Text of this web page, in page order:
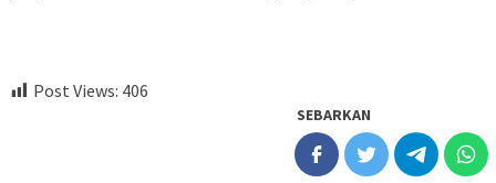
Post Views: 406
SEBARKAN